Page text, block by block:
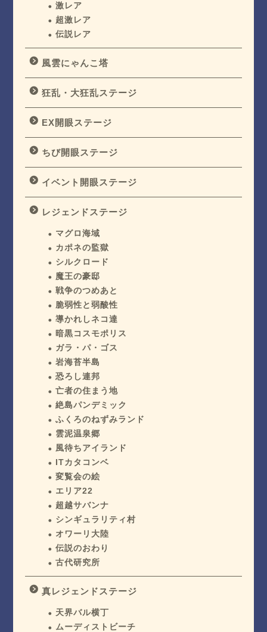
激レア
超激レア
伝説レア
風雲にゃんこ塔
狂乱・大狂乱ステージ
EX開眼ステージ
ちび開眼ステージ
イベント開眼ステージ
レジェンドステージ
マグロ海域
カポネの監獄
シルクロード
魔王の豪邸
戦争のつめあと
脆弱性と弱酸性
導かれしネコ達
暗黒コスモポリス
ガラ・パ・ゴス
岩海苔半島
恐ろし連邦
亡者の住まう地
絶島パンデミック
ふくろのねずみランド
雲泥温泉郷
風待ちアイランド
ITカタコンベ
変覧会の絵
エリア22
超越サバンナ
シンギュラリティ村
オワーリ大陸
伝説のおわり
古代研究所
真レジェンドステージ
天界バル横丁
ムーディストビーチ